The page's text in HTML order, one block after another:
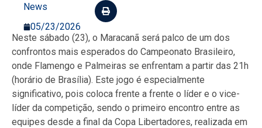
News
05/23/2026
Neste sábado (23), o Maracanã será palco de um dos
confrontos mais esperados do Campeonato Brasileiro,
onde Flamengo e Palmeiras se enfrentam a partir das 21h
(horário de Brasília). Este jogo é especialmente
significativo, pois coloca frente a frente o líder e o vice-
líder da competição, sendo o primeiro encontro entre as
equipes desde a final da Copa Libertadores, realizada em